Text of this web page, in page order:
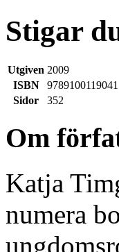
Stigar
Utgiven 2009
ISBN
9789100119041
Sidor
352
Om
Katja
numera